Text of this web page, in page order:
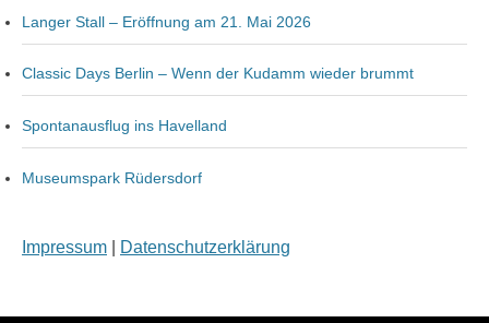
Langer Stall – Eröffnung am 21. Mai 2026
Classic Days Berlin – Wenn der Kudamm wieder brummt
Spontanausflug ins Havelland
Museumspark Rüdersdorf
Impressum Datenschutzerklärung